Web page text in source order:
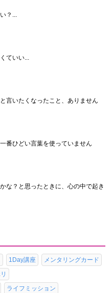
？...
ていい...
と言いたくなったこと、ありません
番ひどい言葉を使っていません
な？と思ったときに、心の中で起き
1Day講座
メンタリングカード
ライフミッション